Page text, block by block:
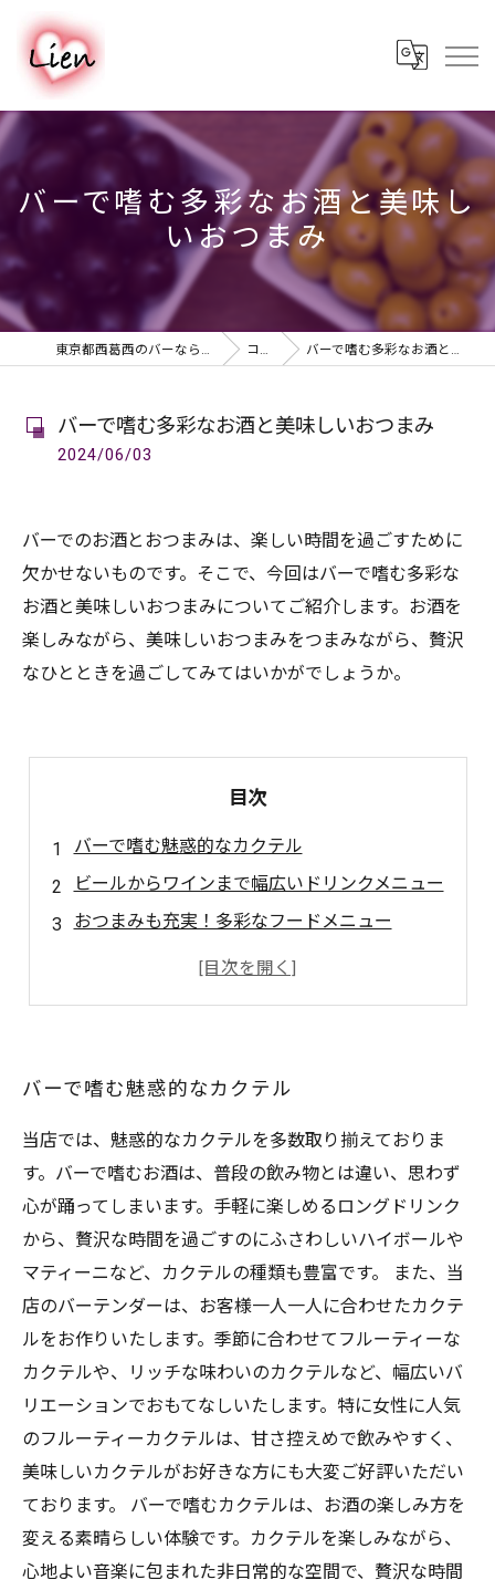
バーで嗜む多彩なお酒と美味し
いおつまみ
東京都西葛西のバーならPUB & BAR Lien コラム バーで嗜む多彩なお酒と美味しいおつまみ
バーで嗜む多彩なお酒と美味しいおつまみ
2024/06/03
バーでのお酒とおつまみは、楽しい時間を過ごすために
欠かせないものです。そこで、今回はバーで嗜む多彩な
お酒と美味しいおつまみについてご紹介します。お酒を
楽しみながら、美味しいおつまみをつまみながら、贅沢
なひとときを過ごしてみてはいかがでしょうか。
目次
バーで嗜む魅惑的なカクテル
ビールからワインまで幅広いドリンクメニュー
おつまみも充実！多彩なフードメニュー
心地よい空間でリラックス
バーで嗜む魅惑的なカクテル
当店では、魅惑的なカクテルを多数取り揃えておりま
す。バーで嗜むお酒は、普段の飲み物とは違い、思わず
心が踊ってしまいます。手軽に楽しめるロングドリンク
から、贅沢な時間を過ごすのにふさわしいハイボールや
マティーニなど、カクテルの種類も豊富です。 また、当
店のバーテンダーは、お客様一人一人に合わせたカクテ
ルをお作りいたします。季節に合わせてフルーティーな
カクテルや、リッチな味わいのカクテルなど、幅広いバ
リエーションでおもてなしいたします。特に女性に人気
のフルーティーカクテルは、甘さ控えめで飲みやすく、
美味しいカクテルがお好きな方にも大変ご好評いただい
ております。 バーで嗜むカクテルは、お酒の楽しみ方を
変える素晴らしい体験です。カクテルを楽しみながら、
心地よい音楽に包まれた非日常的な空間で、贅沢な時間